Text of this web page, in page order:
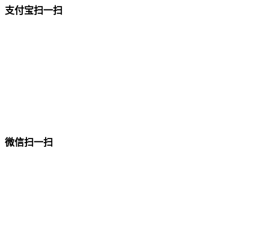
支付宝扫一扫
微信扫一扫